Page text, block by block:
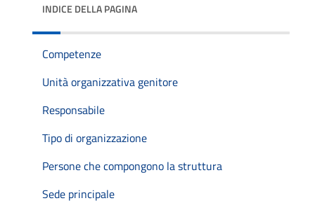
INDICE DELLA PAGINA
Competenze
Unità organizzativa genitore
Responsabile
Tipo di organizzazione
Persone che compongono la struttura
Sede principale